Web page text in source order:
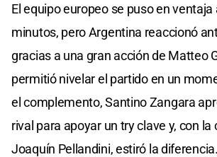
El equipo europeo se puso en ventaja
minutos, pero Argentina reaccionó
gracias a una gran acción de Matteo
permitió nivelar el partido en un
el complemento, Santino Zangara
rival para apoyar un try clave y, con la
Joaquín Pellandini, estiró la diferencia.